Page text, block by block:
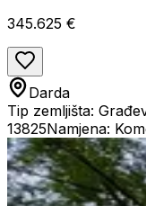
345.625 €
Darda
Tip zemljišta:
13825Namjena: